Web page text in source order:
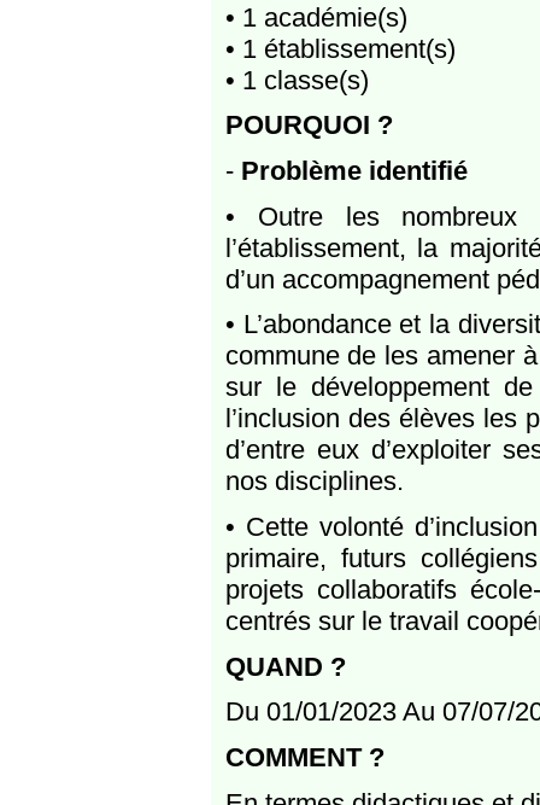
• 1 académie(s)
• 1 établissement(s)
• 1 classe(s)
POURQUOI ?
- Problème identifié
• Outre les nombreux
l’établissement, la
d’un accompagnement
• L’abondance et la
commune de les amener
sur le développement
l’inclusion des élèves
d’entre eux d’exploiter
nos disciplines.
• Cette volonté
primaire, futurs
projets collaboratifs
centrés sur le travail
QUAND ?
Du 01/01/2023 Au 07/07/
COMMENT ?